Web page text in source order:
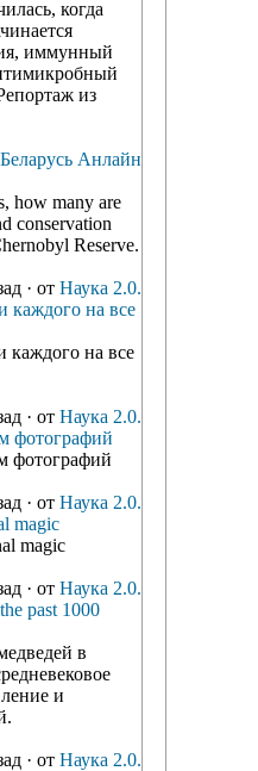
когда
иммунный
из
Беларусь Анлайн
how many are
conservation
Reserve.
· от Наука 2.0.
каждого на все
каждого на все
· от Наука 2.0.
фотографий
фотографий
· от Наука 2.0.
magic
magic
· от Наука 2.0.
past 1000
в
и
· от Наука 2.0.